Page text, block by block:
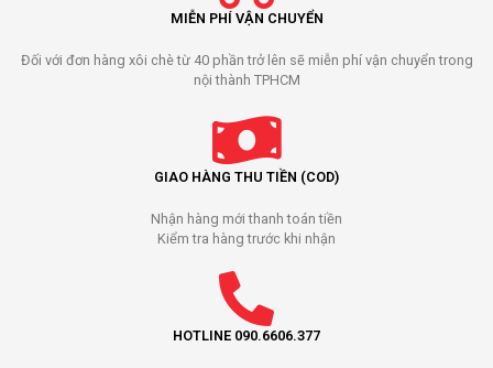
MIỄN PHÍ VẬN CHUYỂN
Đối với đơn hàng xôi chè từ 40 phần trở lên sẽ miễn phí vận chuyển trong
nội thành TPHCM
GIAO HÀNG THU TIỀN (COD)
Nhận hàng mới thanh toán tiền
Kiểm tra hàng trước khi nhận
HOTLINE 090.6606.377